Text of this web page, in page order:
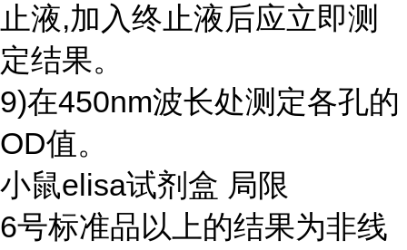
止液,加入终止液后应立即测
定结果。
9)在450nm波长处测定各孔的
OD值。
小鼠elisa试剂盒 局限
6号标准品以上的结果为非线